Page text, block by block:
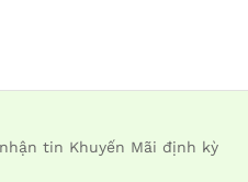
tin Khuyến Mãi định kỳ